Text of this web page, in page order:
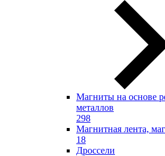
Магниты на основе
металлов
298
Магнитная лента,
18
Дроссели